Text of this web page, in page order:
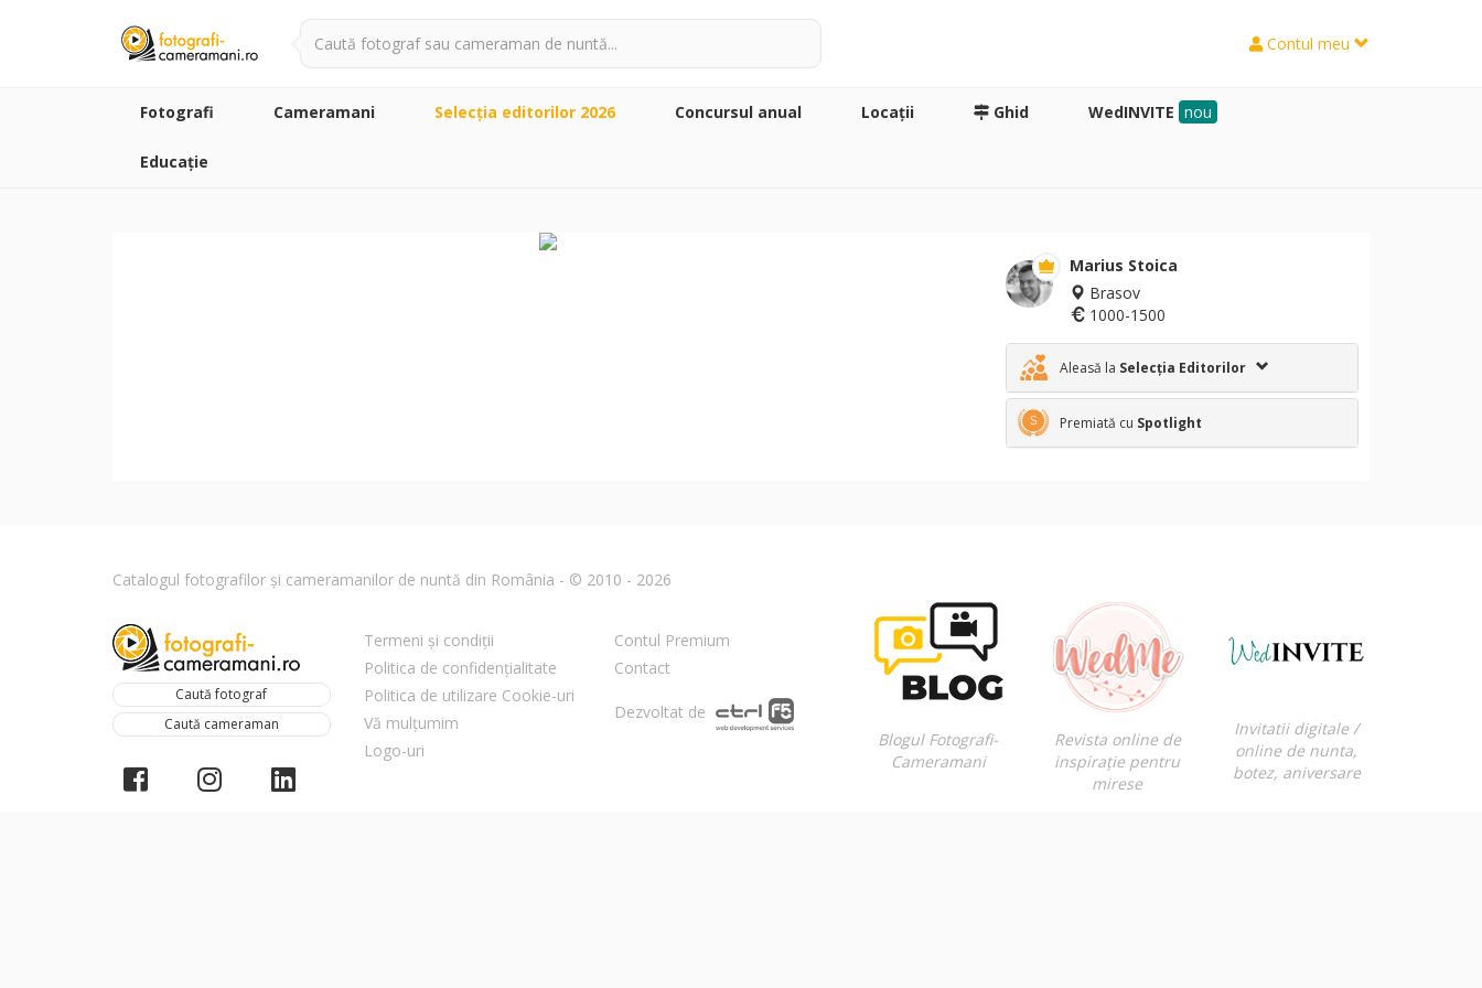
Contul meu
Fotografi Cameramani Selecţia editorilor 2026 Concursul anual Locaţii Ghid WedINVITE nou
Educație
Marius Stoica
Brasov
1000-1500
Aleasă la Selecția Editorilor
Premiată cu Spotlight
Catalogul fotografilor și cameramanilor de nuntă din România - © 2010 - 2026
Caută fotograf
Caută cameraman
Termeni și condiții
Politica de confidențialitate
Politica de utilizare Cookie-uri
Vă mulțumim
Logo-uri
Contul Premium
Contact
Dezvoltat de
Blogul Fotografi-
Cameramani
Revista online de
inspirație pentru
mirese
Invitatii digitale /
online de nunta,
botez, aniversare